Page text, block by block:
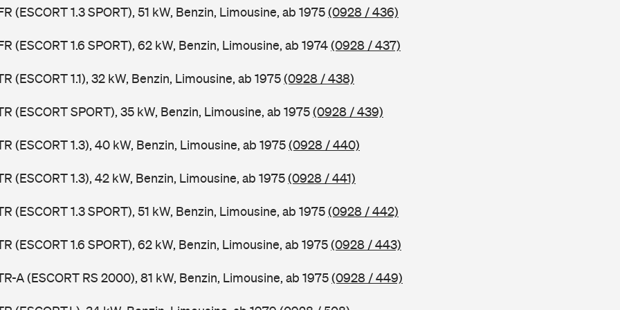
(ESCORT 1.3 SPORT), 51 kW, Benzin, Limousine, ab 1975(0928 / 436)
(ESCORT 1.6 SPORT), 62 kW, Benzin, Limousine, ab 1974(0928 / 437)
(ESCORT 1.1), 32 kW, Benzin, Limousine, ab 1975(0928 / 438)
(ESCORT SPORT), 35 kW, Benzin, Limousine, ab 1975(0928 / 439)
(ESCORT 1.3), 40 kW, Benzin, Limousine, ab 1975(0928 / 440)
(ESCORT 1.3), 42 kW, Benzin, Limousine, ab 1975(0928 / 441)
(ESCORT 1.3 SPORT), 51 kW, Benzin, Limousine, ab 1975(0928 / 442)
(ESCORT 1.6 SPORT), 62 kW, Benzin, Limousine, ab 1975(0928 / 443)
A (ESCORT RS 2000), 81 kW, Benzin, Limousine, ab 1975(0928 / 449)